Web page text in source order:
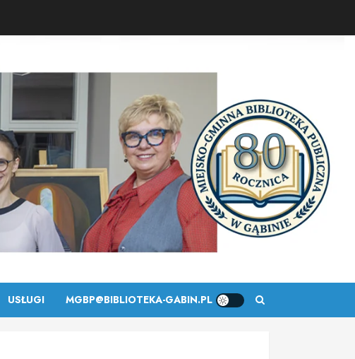
USŁUGI MGBP@BIBLIOTEKA-GABIN.PL